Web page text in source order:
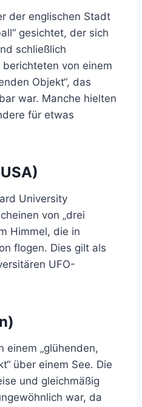
der englischen Stadt
gesichtet, der sich
schließlich
von einem
Objekt“, das
war. Manche hielten
für etwas
University
von „drei
Himmel, die in
flogen. Dies gilt als
UFO-
einem „glühenden,
über einem See. Die
und gleichmäßig
war, da